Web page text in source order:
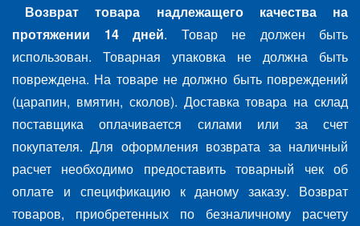
Возврат товара надлежащего качества на
протяжении 14 дней. Товар не должен быть
использован. Товарная упаковка не должна быть
повреждена. На товаре не должно быть повреждений
(царапин, вмятин, сколов). Доставка товара на склад
поставщика оплачивается силами или за счет
покупателя. Для оформления возврата за наличный
расчет необходимо предоставить товарный чек об
оплате и спецификацию к даному заказу. Возврат
товаров, приобретенных по безналичному расчету